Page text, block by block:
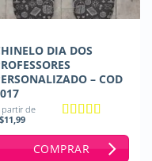
DIA DOS
– COD
partir de
11,99
COMPRAR